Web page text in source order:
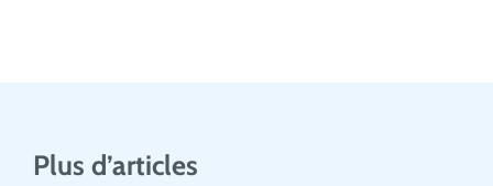
Plus d’articles